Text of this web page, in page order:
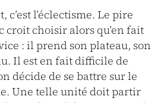
c’est l’éclectisme. Le pire
croit choisir alors qu’en fait
: il prend son plateau, son
Il est en fait difficile de
décide de se battre sur le
Une telle unité doit partir